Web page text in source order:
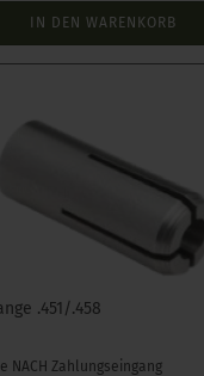
IN DEN WARENKORB
.451/.458
NACH Zahlungseingang